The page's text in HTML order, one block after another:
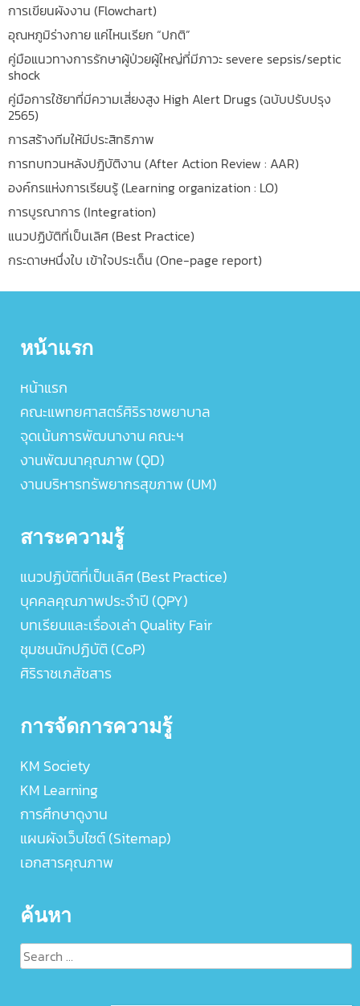
การเขียนผังงาน (Flowchart)
อุณหภูมิร่างกาย แค่ไหนเรียก “ปกติ”
คู่มือแนวทางการรักษาผู้ป่วยผู้ใหญ่ที่มีภาวะ severe sepsis/septic
shock
คู่มือการใช้ยาที่มีความเสี่ยงสูง High Alert Drugs (ฉบับปรับปรุง
2565)
การสร้างทีมให้มีประสิทธิภาพ
การทบทวนหลังปฎิบัติงาน (After Action Review : AAR)
องค์กรแห่งการเรียนรู้ (Learning organization : LO)
การบูรณาการ (Integration)
แนวปฏิบัติที่เป็นเลิศ (Best Practice)
กระดาษหนึ่งใบ เข้าใจประเด็น (One-page report)
หน้าแรก
หน้าแรก
คณะแพทยศาสตร์ศิริราชพยาบาล
จุดเน้นการพัฒนางาน คณะฯ
งานพัฒนาคุณภาพ (QD)
งานบริหารทรัพยากรสุขภาพ (UM)
สาระความรู้
แนวปฏิบัติที่เป็นเลิศ (Best Practice)
บุคคลคุณภาพประจำปี (QPY)
บทเรียนและเรื่องเล่า Quality Fair
ชุมชนนักปฏิบัติ (CoP)
ศิริราชเภสัชสาร
การจัดการความรู้
KM Society
KM Learning
การศึกษาดูงาน
แผนผังเว็บไซต์ (Sitemap)
เอกสารคุณภาพ
ค้นหา
Search
for: